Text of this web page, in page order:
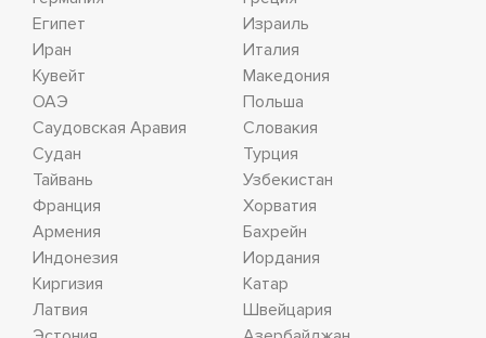
Египет
Израиль
Иран
Италия
Кувейт
Македония
ОАЭ
Польша
Саудовская Аравия
Словакия
Судан
Турция
Тайвань
Узбекистан
Франция
Хорватия
Армения
Бахрейн
Индонезия
Иордания
Киргизия
Катар
Латвия
Швейцария